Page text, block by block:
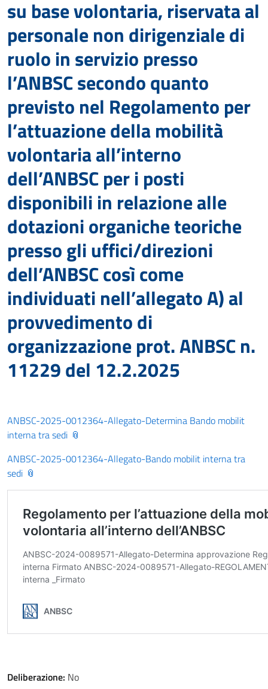
su base volontaria, riservata al
personale non dirigenziale di
ruolo in servizio presso
l’ANBSC secondo quanto
previsto nel Regolamento per
l’attuazione della mobilità
volontaria all’interno
dell’ANBSC per i posti
disponibili in relazione alle
dotazioni organiche teoriche
presso gli uffici/direzioni
dell’ANBSC così come
individuati nell’allegato A) al
provvedimento di
organizzazione prot. ANBSC n.
11229 del 12.2.2025
ANBSC-2025-0012364-Allegato-Determina Bando mobilit
interna tra sedi
ANBSC-2025-0012364-Allegato-Bando mobilit interna tra
sedi
Deliberazione: No